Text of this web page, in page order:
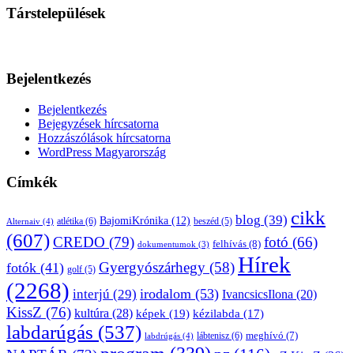
Társtelepülések
Bejelentkezés
Bejelentkezés
Bejegyzések hírcsatorna
Hozzászólások hírcsatorna
WordPress Magyarország
Címkék
Alternaiv (4) atlétika (6) BajomiKrónika (12) beszéd (5) blog (39) cikk
(607)CREDO (79) dokumentumok (3) felhívás (8) fotó (66)
fotók (41) golf (5) Gyergyószárhegy (58)Hírek
(2268) interjú (29) irodalom (53) IvancsicsIlona (20)
KissZ (76) kultúra (28) képek (19) kézilabda (17)
labdarúgás (537) labdrúgás (4) lábtenisz (6) meghívó (7)